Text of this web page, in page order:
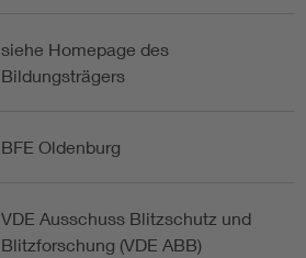
siehe Homepage des
Bildungsträgers
BFE Oldenburg
VDE Ausschuss Blitzschutz und
Blitzforschung (VDE ABB)